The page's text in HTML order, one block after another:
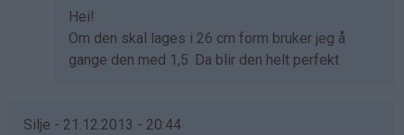
Som
svar
på
(ikke
Hei!
Om den skal lages i 26 cm form bruker jeg å
gange den med 1,5. Da blir den helt perfekt
Silje - 21.12.2013 - 20:44